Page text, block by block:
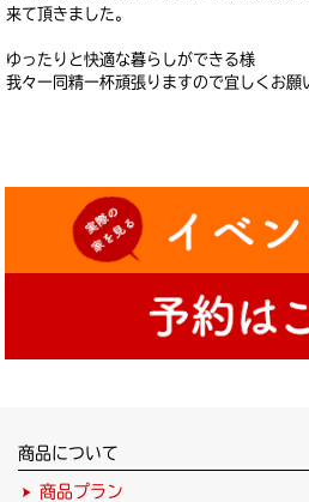
来て頂きました。
ゆったりと快適な暮らしができる様
我々一同精一杯頑張りますので宜しくお願
商品について
商品プラン